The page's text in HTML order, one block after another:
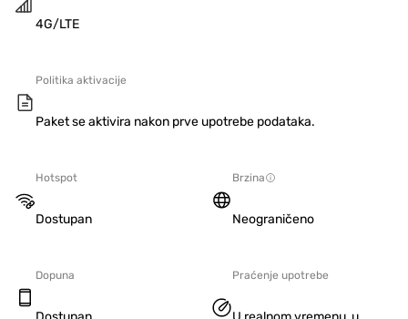
4G/LTE
Politika aktivacije
Paket se aktivira nakon prve upotrebe podataka.
Hotspot
Dostupan
Brzina
Neograničeno
Dopuna Praćenje upotrebe